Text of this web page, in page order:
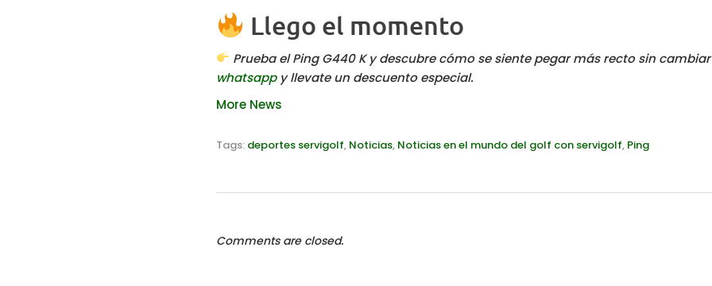
Llego el momento
Prueba el Ping G440 K y descubre cómo se siente pegar más recto sin
whatsapp y llevate un descuento especial.
More News
Tags: deportes servigolf, Noticias, Noticias en el mundo del golf con servigolf, Ping
Comments are closed.